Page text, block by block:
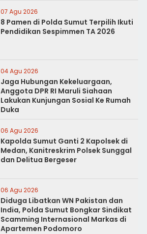
07 Agu 2026
8 Pamen di Polda Sumut Terpilih Ikuti
Pendidikan Sespimmen TA 2026
04 Agu 2026
Jaga Hubungan Kekeluargaan,
Anggota DPR RI Maruli Siahaan
Lakukan Kunjungan Sosial Ke Rumah
Duka
06 Agu 2026
Kapolda Sumut Ganti 2 Kapolsek di
Medan, Kanitreskrim Polsek Sunggal
dan Delitua Bergeser
06 Agu 2026
Diduga Libatkan WN Pakistan dan
India, Polda Sumut Bongkar Sindikat
Scamming Internasional Markas di
Apartemen Podomoro